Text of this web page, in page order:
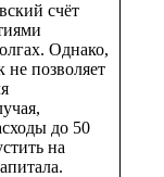
счёт
Однако,
не позволяет
до 50
на